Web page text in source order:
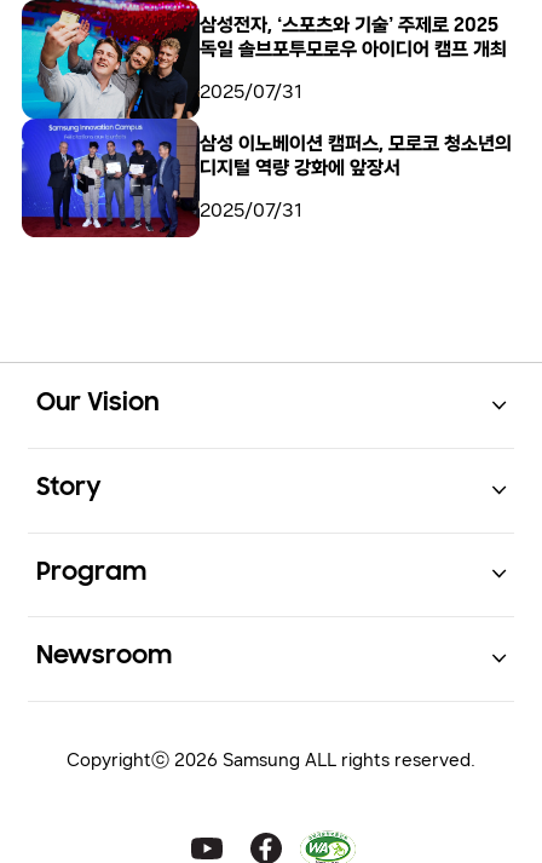
삼성전자, ‘스포츠와 기술’ 주제로 2025
독일 솔브포투모로우 아이디어 캠프 개최
2025/07/31
삼성 이노베이션 캠퍼스, 모로코 청소년의
디지털 역량 강화에 앞장서
2025/07/31
Our Vision
Story
Program
Newsroom
Copyrightⓒ 2026 Samsung ALL rights reserved.